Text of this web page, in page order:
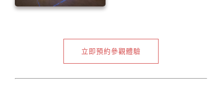
立即預約參觀體驗